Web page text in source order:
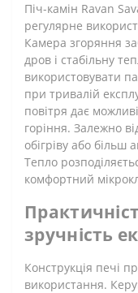
Піч-камін Ravan
регулярне
Камера згоряння
дров і стабільну
використовувати
при тривалій
повітря дає
горіння. Залежно
обігріву або більш
Тепло
комфортний
зручність
Конструкція печі
використання.